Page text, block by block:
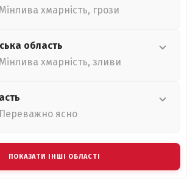
Мінлива хмарність, грози
область
Мінлива хмарність, зливи
Переважно ясно
ПОКАЗАТИ ІНШІ ОБЛАСТІ